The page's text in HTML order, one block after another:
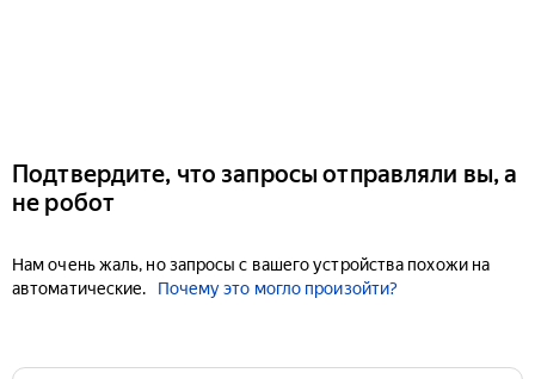
Подтвердите, что запросы отправляли вы, а
не робот
Нам очень жаль, но запросы с вашего устройства похожи на
автоматические.
Почему это могло произойти?